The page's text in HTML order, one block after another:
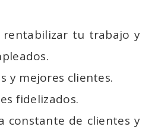
rentabilizar tu trabajo y
y mejores clientes.
fidelizados.
constante de clientes y